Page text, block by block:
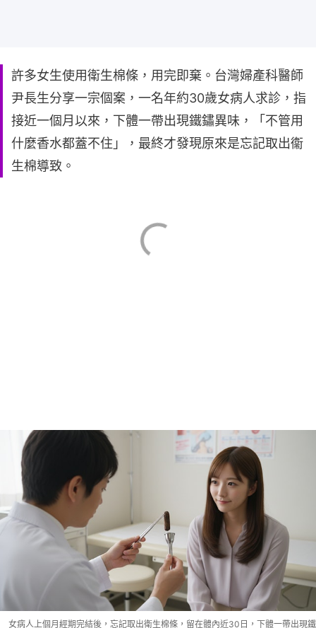
許多女生使用衛生棉條，用完即棄。台灣婦產科醫師
尹長生分享一宗個案，一名年約30歲女病人求診，指
接近一個月以來，下體一帶出現鐵鏽異味，「不管用
什麼香水都蓋不住」，最終才發現原來是忘記取出衞
生棉導致。
女病人上個月經期完結後，忘記取出衛生棉條，留在體內近30日，下體一帶出現鐵